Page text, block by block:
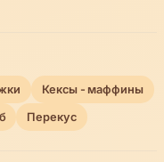
Кексы - маффины
Перекус